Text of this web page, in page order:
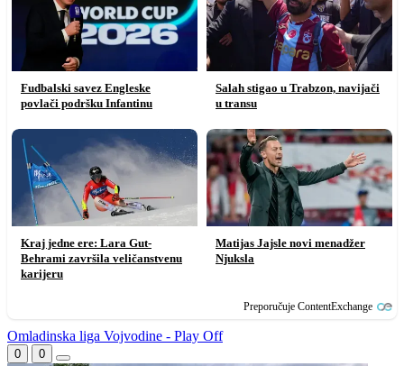
Fudbalski savez Engleske
povlači podršku Infantinu
Salah stigao u Trabzon, navijači
u transu
Kraj jedne ere: Lara Gut-
Behrami završila veličanstvenu
karijeru
Matijas Jajsle novi menadžer
Njuksla
Preporučuje ContentExchange
Omladinska liga Vojvodine - Play Off
0 0